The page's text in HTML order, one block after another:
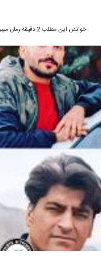
خواندن این مطلب 2 دقیقه زمان میبرد